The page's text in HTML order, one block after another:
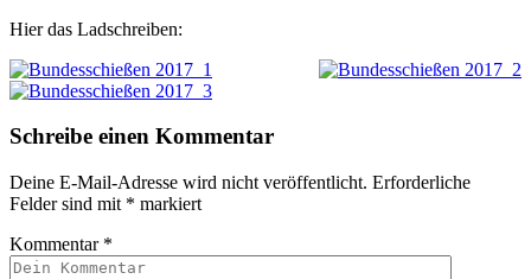
Hier das Ladschreiben:
Schreibe einen Kommentar
Deine E-Mail-Adresse wird nicht veröffentlicht. Erforderliche
Felder sind mit * markiert
Kommentar *